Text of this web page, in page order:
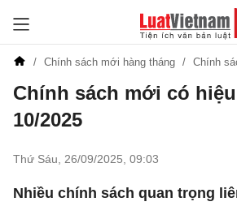
Chính sách mới hàng tháng Chính
Chính sách mới có
10/2025
Thứ Sáu, 26/09/2025 09:03
Nhiều chính sách quan trọng